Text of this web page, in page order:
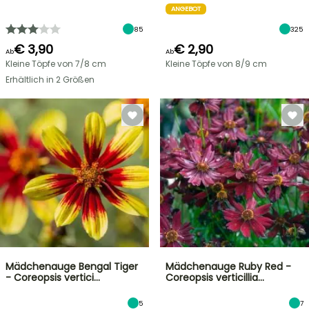
85
Ab€ 3,90
Kleine Töpfe von 7/8 cm
Erhältlich in 2 Größen
ANGEBOT
325
Ab€ 2,90
Kleine Töpfe von 8/9 cm
Mädchenauge Bengal Tiger
- Coreopsis vertici…
5
Mädchenauge Ruby Red -
Coreopsis verticillia…
7